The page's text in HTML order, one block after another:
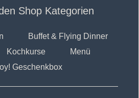
Shop Kategorien
Buffet & Flying Dinner
Kochkurse
Menü
Geschenkbox